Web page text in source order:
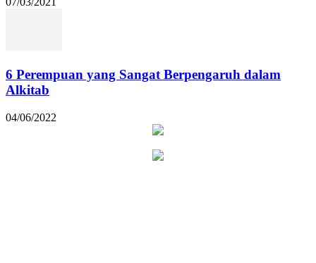
6 Perempuan yang Sangat Berpengaruh dalam
Alkitab
04/06/2022